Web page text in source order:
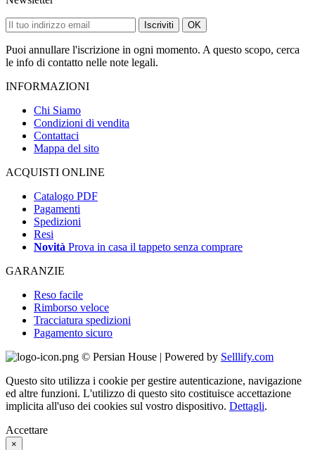
Iscriviti OK
Puoi annullare l'iscrizione in ogni momento. A questo scopo, cerca
le info di contatto nelle note legali.
INFORMAZIONI
Chi Siamo
Condizioni di vendita
Contattaci
Mappa del sito
ACQUISTI ONLINE
Catalogo PDF
Pagamenti
Spedizioni
Resi
Novità Prova in casa il tappeto senza comprare
GARANZIE
Reso facile
Rimborso veloce
Tracciatura spedizioni
Pagamento sicuro
© Persian House | Powered by Selllify.com
Questo sito utilizza i cookie per gestire autenticazione, navigazione
ed altre funzioni. L'utilizzo di questo sito costituisce accettazione
implicita all'uso dei cookies sul vostro dispositivo. Dettagli.
Accettare
×